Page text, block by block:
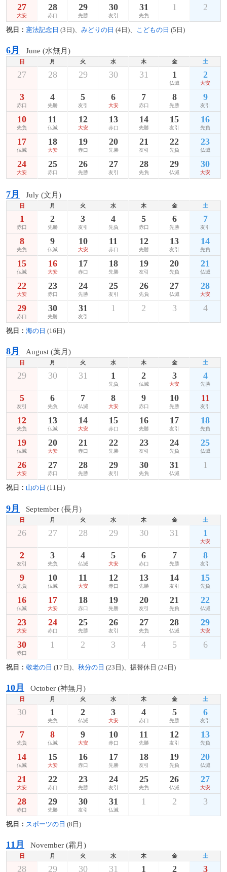
27
大安
28
赤口
29
先勝
30
友引
31
先負
1 2
祝日： 憲法記念日 (3日)、 みどりの日 (4日)、 こどもの日 (5日)
6月 June (水無月)
日 月 火 水 木 金 土
27 28 29 30 31 1
仏滅
2
大安
3
赤口
4
先勝
5
友引
6
大安
7
赤口
8
先勝
9
友引
10
先負
11
仏滅
12
大安
13
赤口
14
先勝
15
友引
16
先負
17
仏滅
18
大安
19
赤口
20
先勝
21
友引
22
先負
23
仏滅
24
大安
25
赤口
26
先勝
27
友引
28
先負
29
仏滅
30
大安
7月 July (文月)
日 月 火 水 木 金 土
1
赤口
2
先勝
3
友引
4
先負
5
赤口
6
先勝
7
友引
8
先負
9
仏滅
10
大安
11
赤口
12
先勝
13
友引
14
先負
15
仏滅
16
大安
17
赤口
18
先勝
19
友引
20
先負
21
仏滅
22
大安
23
赤口
24
先勝
25
友引
26
先負
27
仏滅
28
大安
29
赤口
30
先勝
31
友引
1 2 3 4
祝日： 海の日 (16日)
8月 August (葉月)
日 月 火 水 木 金 土
29 30 31 1
先負
2
仏滅
3
大安
4
先勝
5
友引
6
先負
7
仏滅
8
大安
9
赤口
10
先勝
11
友引
12
先負
13
仏滅
14
大安
15
赤口
16
先勝
17
友引
18
先負
19
仏滅
20
大安
21
赤口
22
先勝
23
友引
24
先負
25
仏滅
26
大安
27
赤口
28
先勝
29
友引
30
先負
31
仏滅
1
祝日： 山の日 (11日)
9月 September (長月)
日 月 火 水 木 金 土
26 27 28 29 30 31 1
大安
2
友引
3
先負
4
仏滅
5
大安
6
赤口
7
先勝
8
友引
9
先負
10
仏滅
11
大安
12
赤口
13
先勝
14
友引
15
先負
16
仏滅
17
大安
18
赤口
19
先勝
20
友引
21
先負
22
仏滅
23
大安
24
赤口
25
先勝
26
友引
27
先負
28
仏滅
29
大安
30
赤口
1 2 3 4 5 6
祝日： 敬老の日 (17日)、 秋分の日 (23日)、振替休日 (24日)
10月 October (神無月)
日 月 火 水 木 金 土
30 1
先負
2
仏滅
3
大安
4
赤口
5
先勝
6
友引
7
先負
8
仏滅
9
大安
10
赤口
11
先勝
12
友引
13
先負
14
仏滅
15
大安
16
赤口
17
先勝
18
友引
19
先負
20
仏滅
21
大安
22
赤口
23
先勝
24
友引
25
先負
26
仏滅
27
大安
28
赤口
29
先勝
30
友引
31
仏滅
1 2 3
祝日： スポーツの日 (8日)
11月 November (霜月)
日 月 火 水 木 金 土
28 29 30 31 1 2 3